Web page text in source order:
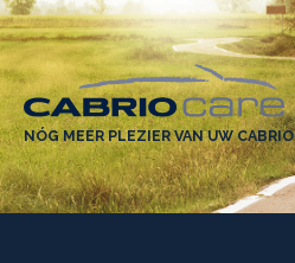
NÓG MEER PLEZIER VAN UW CABRIO